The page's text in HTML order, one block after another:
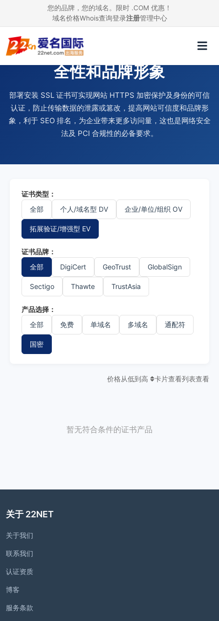
您的品牌，您的域名。限时 .COM 优惠！
域名价格Whois查询登录注册管理中心
使用 SSL 证书，提升网站安
全性和品牌形象
部署安装 SSL 证书可实现网站 HTTPS 加密保护及身份的可信
认证，防止传输数据的泄露或篡改，提高网站可信度和品牌形
象，利于 SEO 排名，为企业带来更多访问量，这也是网络安全
法及 PCI 合规性的必备要求。
证书类型：
全部
个人/域名型 DV 企业/单位/组织 OV
拓展验证/增强型 EV
证书品牌：
全部
DigiCert GeoTrust GlobalSign
Sectigo Thawte TrustAsia
产品选择：
全部
免费 单域名 多域名 通配符
国密
价格从低到高 卡片查看列表查看
暂无符合条件的证书产品
关于 22NET
关于我们
联系我们
认证资质
博客
服务条款